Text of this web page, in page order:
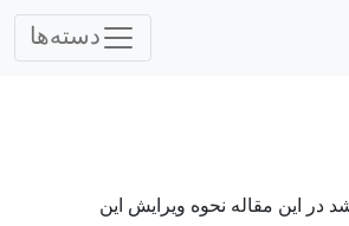
دسته‌ها
در این مقاله نحوه ویرایش این